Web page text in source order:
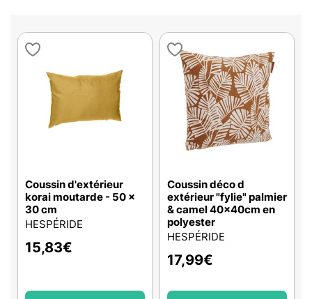
Coussin d'extérieur
korai moutarde - 50 x
30 cm
HESPÉRIDE
15,83€
Coussin déco d
extérieur "fylie" palmier
& camel 40x40cm en
polyester
HESPÉRIDE
17,99€